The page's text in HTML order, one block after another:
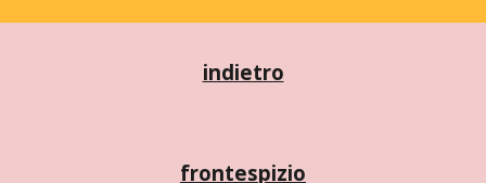
indietro
frontespizio